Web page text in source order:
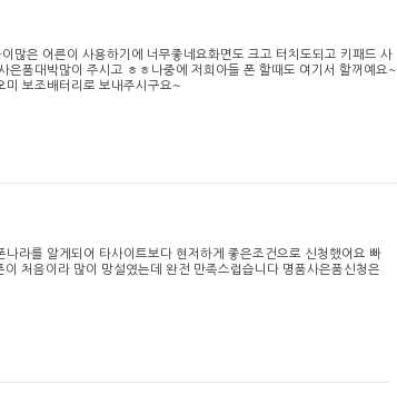
많은 어른이 사용하기에 너무좋네요화면도 크고 터치도되고 키패드 사
품대박많이 주시고 ㅎㅎ나중에 저희아들 폰 할때도 여기서 할꺼예요~
보조배터리로 보내주시구요~
라를 알게되어 타사이트보다 현저하게 좋은조건으로 신청했어요 빠
처음이라 많이 망설였는데 완전 만족스럽습니다 명품사은품신청은